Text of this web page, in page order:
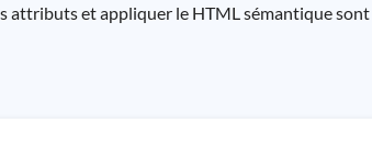
et appliquer le HTML sémantique